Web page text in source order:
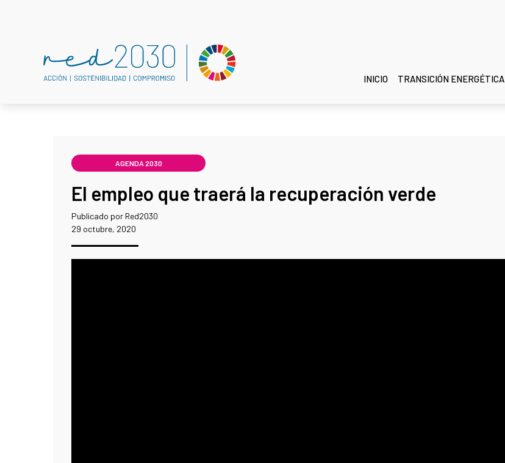
INICIO TRANSICIÓN ENERGÉTICA
AGENDA 2030
El empleo que traerá la recuperación verde
Publicado por Red2030
29 octubre, 2020